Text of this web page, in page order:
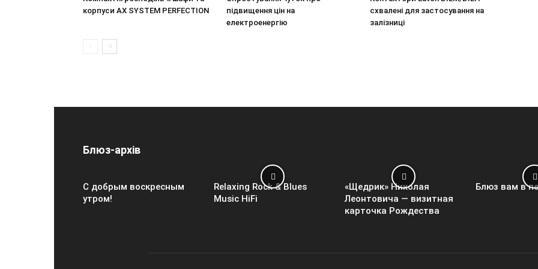
корпуси AX SYSTEM PERFECTION
підвищення цін на
електроенергію
схвалені для застосування на
залізниці
Блюз-архів
С добрым воскресным
утром!
Relaxing Rock & Blues
Music HiFi
«Щедрик» Николая
Леонтовича — визитная
карточка Рождества
Блюз вам в